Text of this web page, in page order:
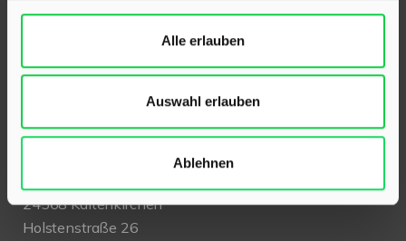
Alle erlauben
Auswahl erlauben
Ablehnen
KONTAKT
Hinrichsen Immobilien GmbH
23795 Klein Rönnau
Bollmoor 2
04551 901690
24568 Kaltenkirchen
Holstenstraße 26